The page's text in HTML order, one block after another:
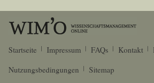
Startseite Impressum FAQs Kontakt
Nutzungsbedingungen
Sitemap